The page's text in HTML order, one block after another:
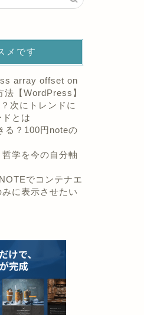
メです
array offset on
【WordPress】
次にトレンドに
とは
る？100円noteの
学を今の自分軸
でコンテナエ
に表示させたい